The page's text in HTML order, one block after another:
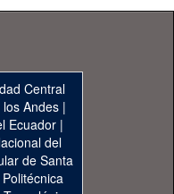
Central
Andes|
Ecuador|
del
de Santa